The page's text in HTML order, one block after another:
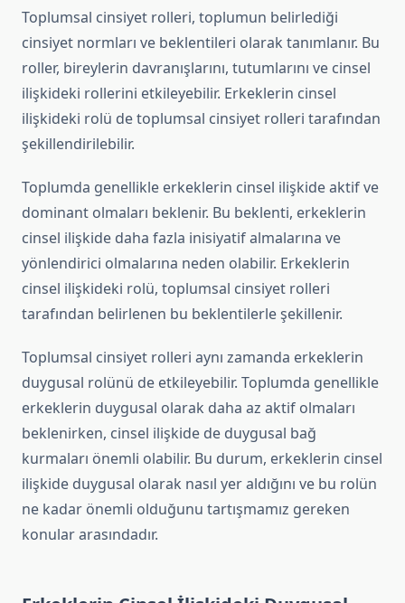
Toplumsal cinsiyet rolleri, toplumun belirlediği
cinsiyet normları ve beklentileri olarak tanımlanır. Bu
roller, bireylerin davranışlarını, tutumlarını ve cinsel
ilişkideki rollerini etkileyebilir. Erkeklerin cinsel
ilişkideki rolü de toplumsal cinsiyet rolleri tarafından
şekillendirilebilir.
Toplumda genellikle erkeklerin cinsel ilişkide aktif ve
dominant olmaları beklenir. Bu beklenti, erkeklerin
cinsel ilişkide daha fazla inisiyatif almalarına ve
yönlendirici olmalarına neden olabilir. Erkeklerin
cinsel ilişkideki rolü, toplumsal cinsiyet rolleri
tarafından belirlenen bu beklentilerle şekillenir.
Toplumsal cinsiyet rolleri aynı zamanda erkeklerin
duygusal rolünü de etkileyebilir. Toplumda genellikle
erkeklerin duygusal olarak daha az aktif olmaları
beklenirken, cinsel ilişkide de duygusal bağ
kurmaları önemli olabilir. Bu durum, erkeklerin cinsel
ilişkide duygusal olarak nasıl yer aldığını ve bu rolün
ne kadar önemli olduğunu tartışmamız gereken
konular arasındadır.